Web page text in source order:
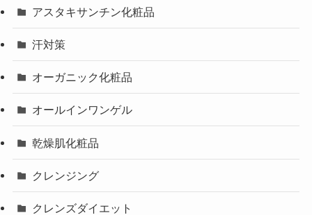
アスタキサンチン化粧品
汗対策
オーガニック化粧品
オールインワンゲル
乾燥肌化粧品
クレンジング
クレンズダイエット